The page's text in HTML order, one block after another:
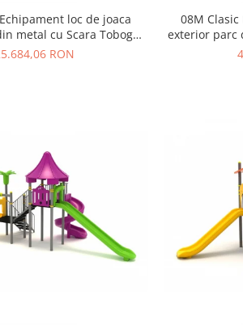
loc de joaca
metal cu Scara Tobogan
Cataratoare
RON
08M
exterior parc